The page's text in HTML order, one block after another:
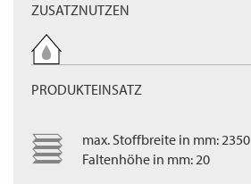
ZUSATZNUTZEN
PRODUKTEINSATZ
max. Stoffbreite in mm: 2350
Faltenhöhe in mm: 20